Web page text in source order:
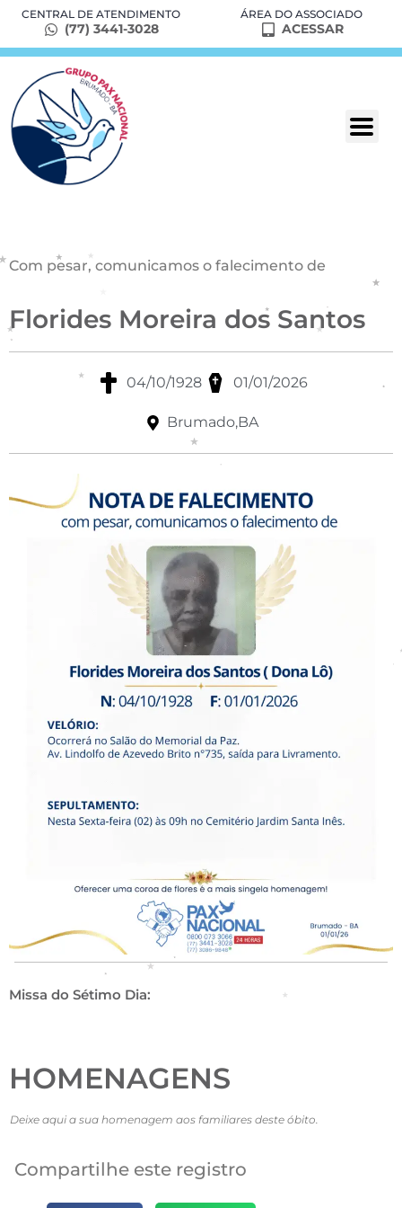
CENTRAL DE ATENDIMENTO
(77) 3441-3028
ÁREA DO ASSOCIADO
ACESSAR
Com pesar, comunicamos o falecimento de
Florides Moreira dos Santos
04/10/1928 01/01/2026
Brumado,BA
Missa do Sétimo Dia:
HOMENAGENS
Deixe aqui a sua homenagem aos familiares deste óbito.
Compartilhe este registro